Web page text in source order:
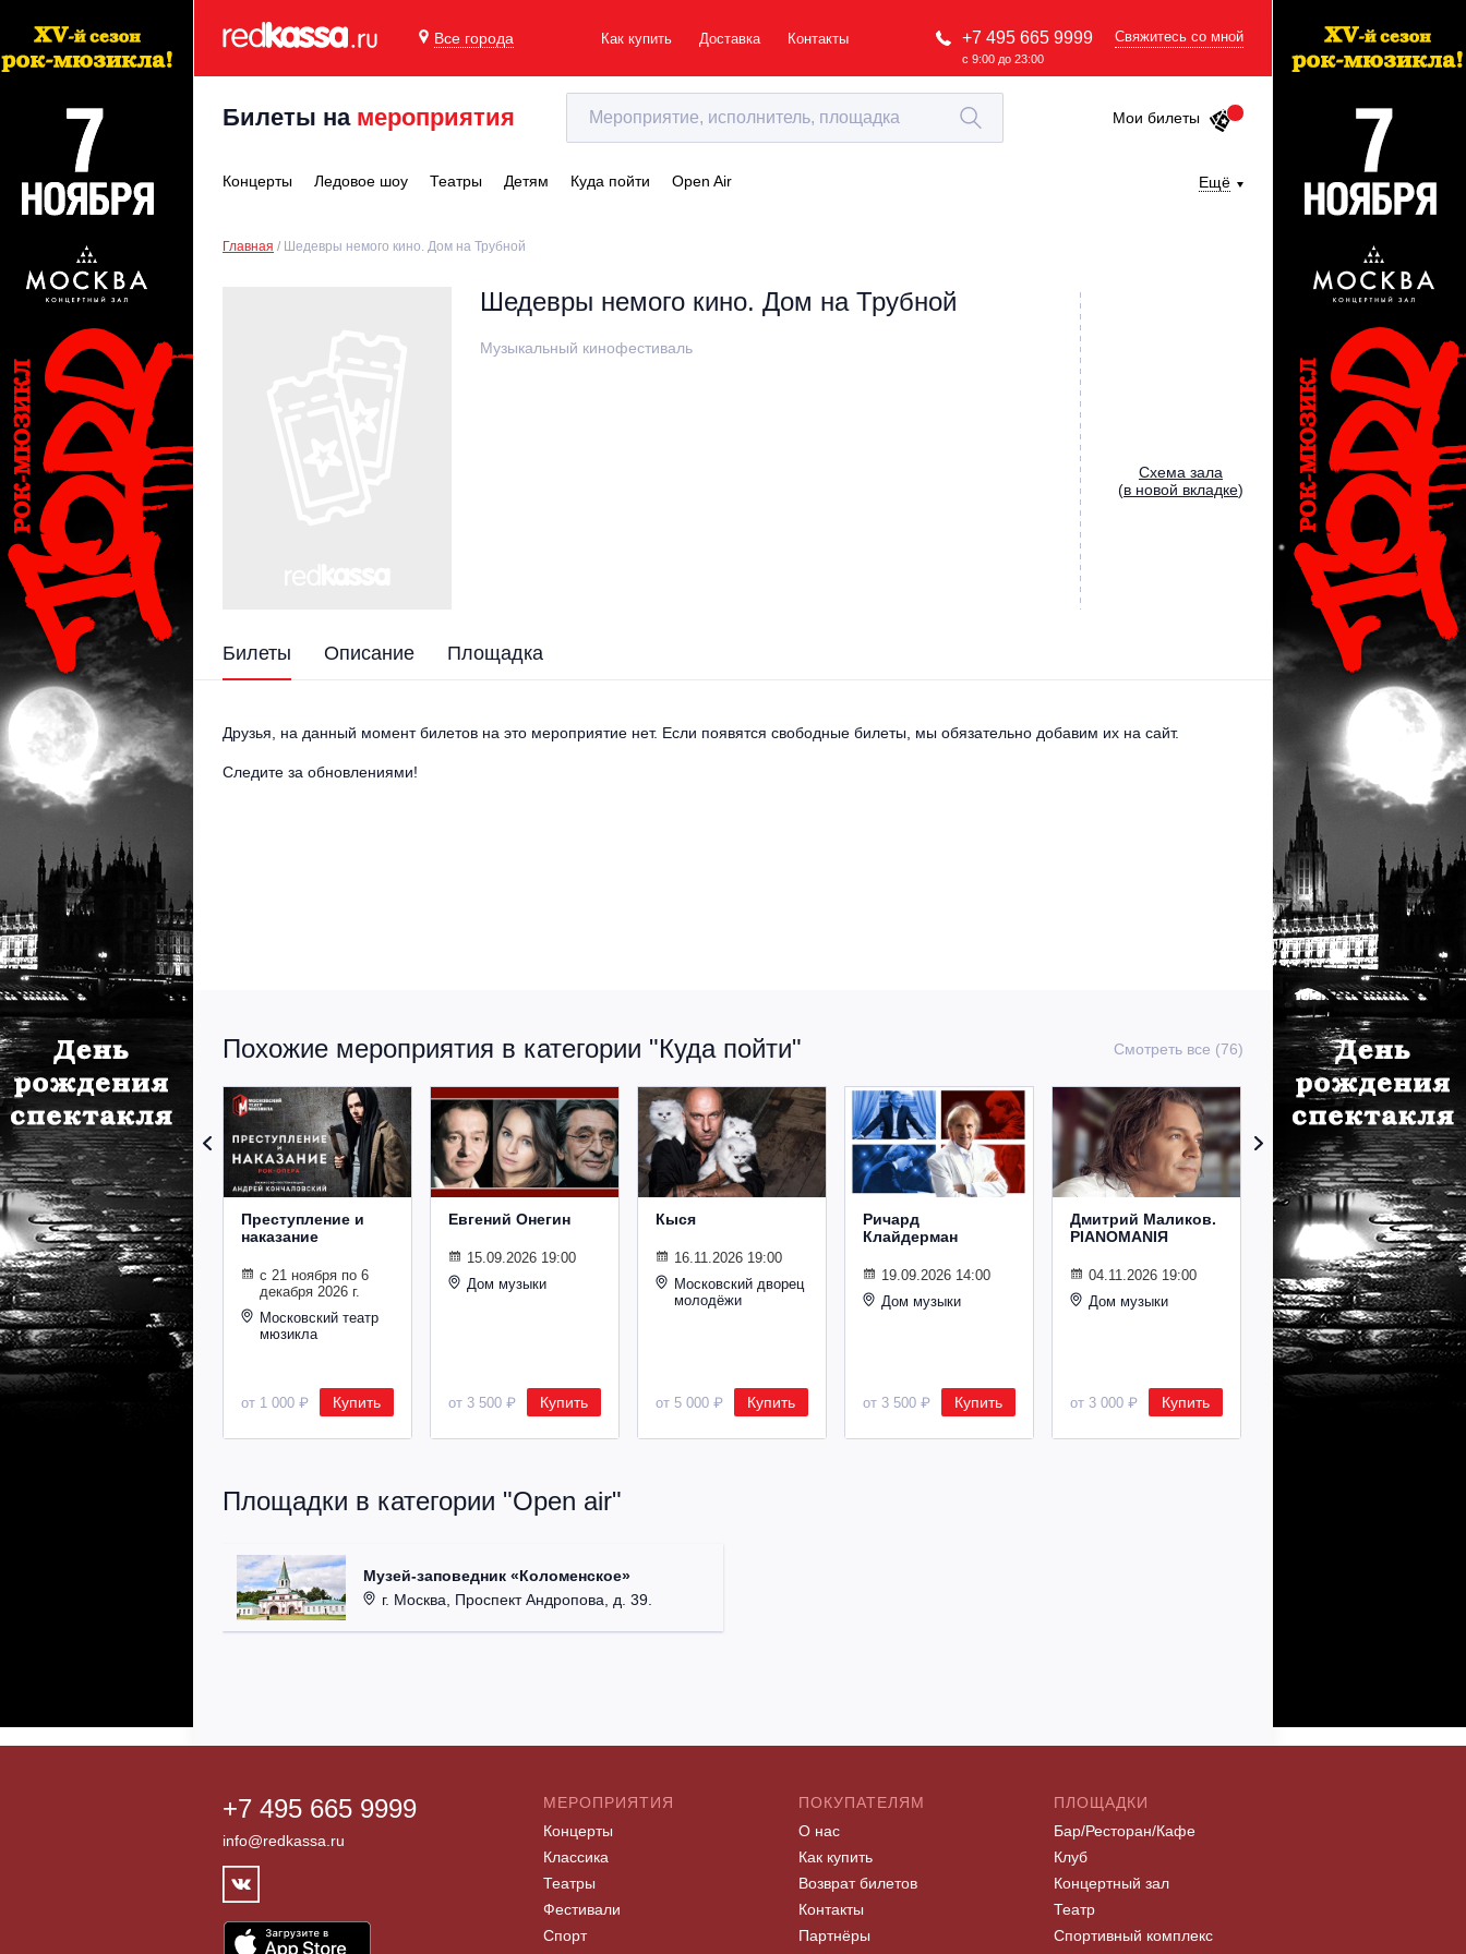
Все города Как купить Доставка Контакты +7 495 665 9999
с 9:00 до 23:00
Свяжитесь со мной
Билеты на мероприятия Мои билеты
Концерты Ледовое шоу Театры Детям Куда пойти Open Air Ещё
Главная Шедевры немого кино. Дом на Трубной
Шедевры немого кино. Дом на Трубной
Музыкальный кинофестиваль
Cхема зала
(в новой вкладке)
Билеты Описание Площадка
Друзья, на данный момент билетов на это мероприятие нет. Если появятся свободные билеты, мы обязательно добавим их на сайт.
Следите за обновлениями!
Похожие мероприятия в категории "Куда пойти" Смотреть все (76)
Преступление и
наказание
с 21 ноября по 6
декабря 2026 г.
Московский театр
мюзикла
от 1 000 ₽ Купить
Евгений Онегин
15.09.2026 19:00
Дом музыки
от 3 500 ₽ Купить
Кыся
16.11.2026 19:00
Московский дворец
молодёжи
от 5 000 ₽ Купить
Ричард
Клайдерман
19.09.2026 14:00
Дом музыки
от 3 500 ₽ Купить
Дмитрий Маликов.
PIANOMANIЯ
04.11.2026 19:00
Дом музыки
от 3 000 ₽ Купить
Рождественский
концерт
Владимира
Спивакова
24.12.2026 19:00
Дом музыки
Площадки в категории "Open air"
Музей-заповедник «Коломенское»
г. Москва, Проспект Андропова, д. 39.
+7 495 665 9999
info@redkassa.ru
МЕРОПРИЯТИЯ
Концерты
Классика
Театры
Фестивали
Спорт
ПОКУПАТЕЛЯМ
О нас
Как купить
Возврат билетов
Контакты
Партнёры
ПЛОЩАДКИ
Бар/Ресторан/Кафе
Клуб
Концертный зал
Театр
Спортивный комплекс